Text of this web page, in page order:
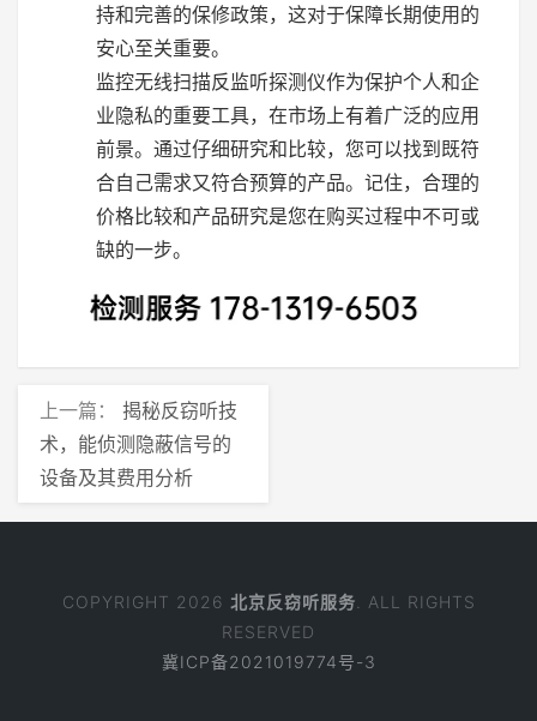
持和完善的保修政策，这对于保障长期使用的
安心至关重要。
监控无线扫描反监听探测仪作为保护个人和企
业隐私的重要工具，在市场上有着广泛的应用
前景。通过仔细研究和比较，您可以找到既符
合自己需求又符合预算的产品。记住，合理的
价格比较和产品研究是您在购买过程中不可或
缺的一步。
上一篇： 揭秘反窃听技
术，能侦测隐蔽信号的
设备及其费用分析
COPYRIGHT 2026 北京反窃听服务 . ALL RIGHTS
RESERVED
冀ICP备2021019774号-3